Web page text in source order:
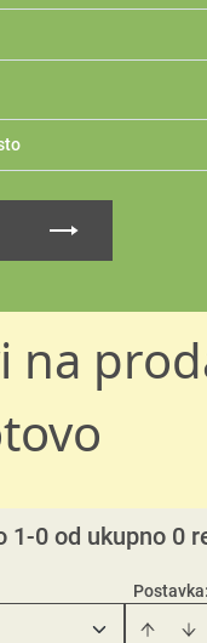
na
1-0 od ukupno 0
Postavka: